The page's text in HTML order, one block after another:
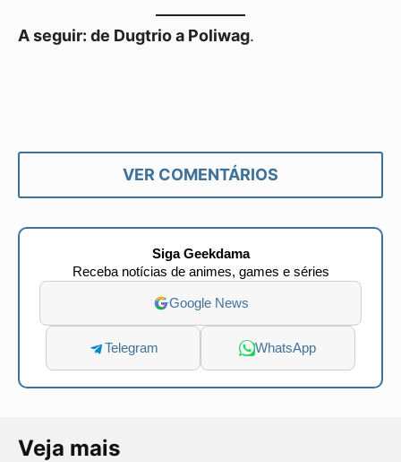
A seguir: de Dugtrio a Poliwag.
VER COMENTÁRIOS
Siga Geekdama
Receba notícias de animes, games e séries
Google News
Telegram WhatsApp
Veja mais